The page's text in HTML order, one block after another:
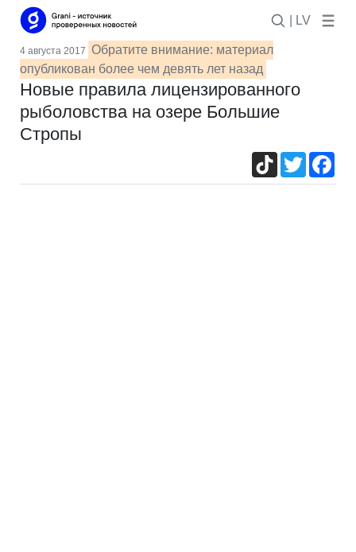
| LV
4 августа 2017 Обратите внимание: материал
опубликован более чем девять лет назад
Новые правила лицензированного
рыболовства на озере Большие
Стропы
TikTokTwitter